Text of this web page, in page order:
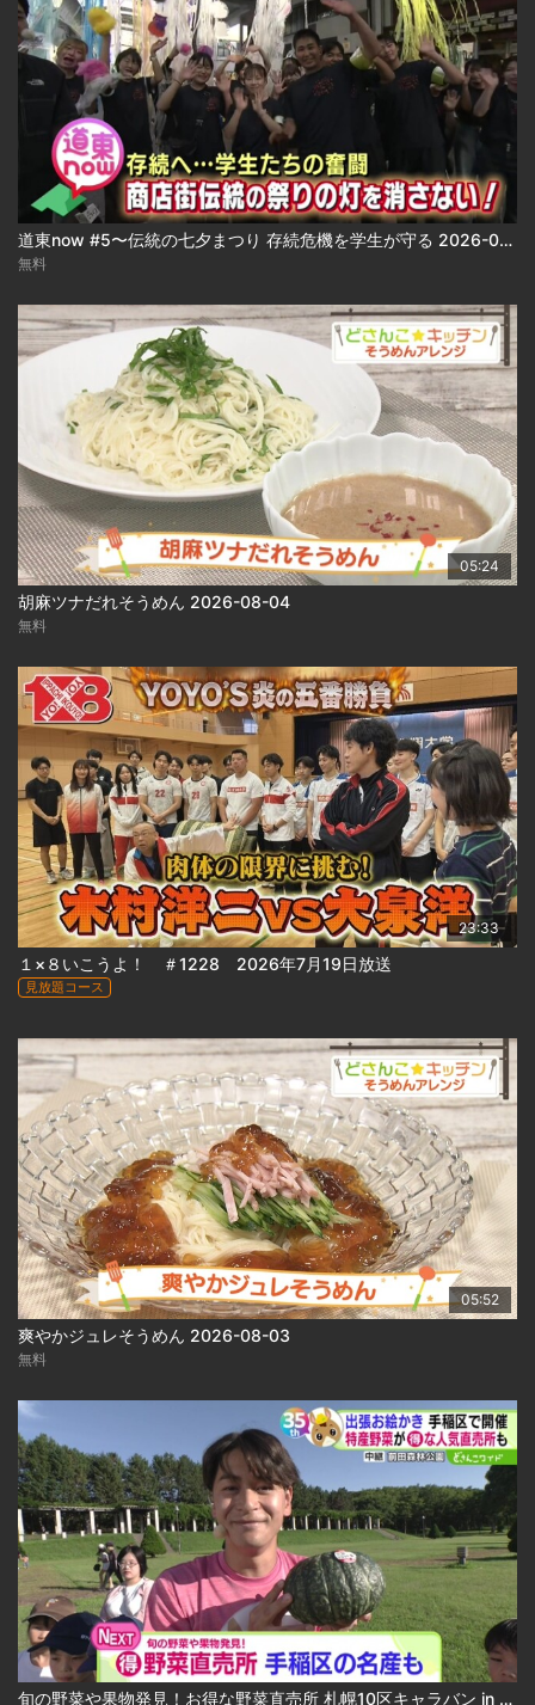
道東now #5〜伝統の七夕まつり 存続危機を学生が守る 2026-08-04
無料
05:24
胡麻ツナだれそうめん 2026-08-04
無料
23:33
１×８いこうよ！ ＃1228 2026年7月19日放送
見放題コース
05:52
爽やかジュレそうめん 2026-08-03
無料
旬の野菜や果物発見！お得な野菜直売所 札幌10区キャラバン in 手稲区 2026-08-03